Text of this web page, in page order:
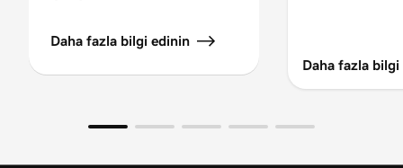
Daha fazla bilgi edinin
Daha fazla